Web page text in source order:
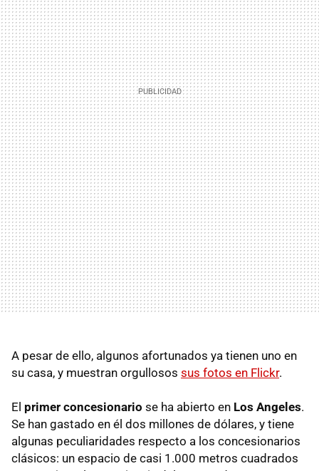
A pesar de ello, algunos afortunados ya tienen uno en
su casa, y muestran orgullosos sus fotos en Flickr.
El primer concesionario se ha abierto en Los Angeles.
Se han gastado en él dos millones de dólares, y tiene
algunas peculiaridades respecto a los concesionarios
clásicos: un espacio de casi 1.000 metros cuadrados